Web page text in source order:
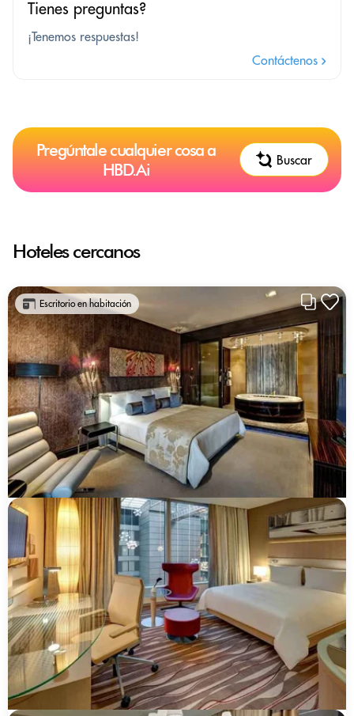
Tienes preguntas?
¡Tenemos respuestas!
Contáctenos
Pregúntale cualquier cosa a
HBD.Ai
Buscar
Hoteles cercanos
Escritorio en habitación